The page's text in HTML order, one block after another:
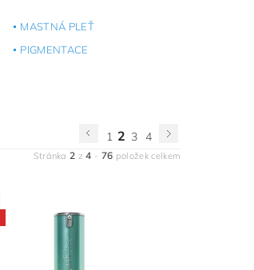
MASTNÁ PLEŤ
PIGMENTACE
1 2 3 4
Stránka2 z4 - 76 položek celkem